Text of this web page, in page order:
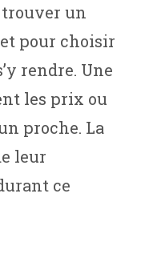
un
pour choisir
rendre. Une
les prix ou
proche. La
leur
ce